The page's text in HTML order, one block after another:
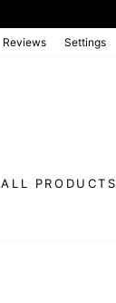
Reviews Settings
ALL PRODUCTS